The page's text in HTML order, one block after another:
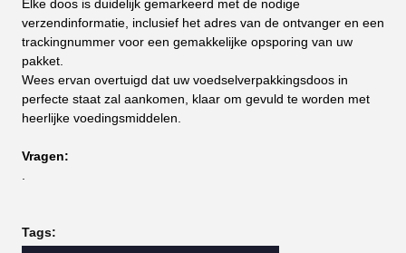
Elke doos is duidelijk gemarkeerd met de nodige
verzendinformatie, inclusief het adres van de ontvanger en een
trackingnummer voor een gemakkelijke opsporing van uw
pakket.
Wees ervan overtuigd dat uw voedselverpakkingsdoos in
perfecte staat zal aankomen, klaar om gevuld te worden met
heerlijke voedingsmiddelen.
Vragen:
Tags: